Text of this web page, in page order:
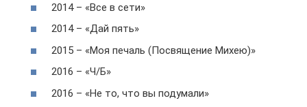
2014 – «Все в сети»
2014 – «Дай пять»
2015 – «Моя печаль (Посвящение Михею)»
2016 – «Ч/Б»
2016 – «Не то, что вы подумали»